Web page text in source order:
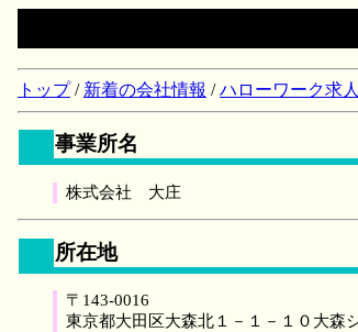
トップ/ 新着の会社情報 /ハローワーク求
事業所名
株式会社 大庄
所在地
〒143-0016
東京都大田区大森北１－１－１０大森